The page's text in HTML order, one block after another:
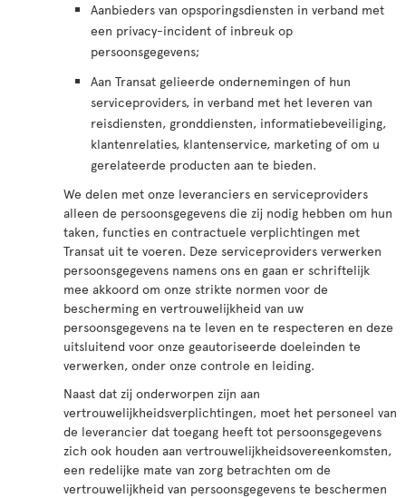
Aanbieders van opsporingsdiensten in verband met
een privacy-incident of inbreuk op
persoonsgegevens;
Aan Transat gelieerde ondernemingen of hun
serviceproviders, in verband met het leveren van
reisdiensten, gronddiensten, informatiebeveiliging,
klantenrelaties, klantenservice, marketing of om u
gerelateerde producten aan te bieden.
We delen met onze leveranciers en serviceproviders
alleen de persoonsgegevens die zij nodig hebben om hun
taken, functies en contractuele verplichtingen met
Transat uit te voeren. Deze serviceproviders verwerken
persoonsgegevens namens ons en gaan er schriftelijk
mee akkoord om onze strikte normen voor de
bescherming en vertrouwelijkheid van uw
persoonsgegevens na te leven en te respecteren en deze
uitsluitend voor onze geautoriseerde doeleinden te
verwerken, onder onze controle en leiding.
Naast dat zij onderworpen zijn aan
vertrouwelijkheidsverplichtingen, moet het personeel van
de leverancier dat toegang heeft tot persoonsgegevens
zich ook houden aan vertrouwelijkheidsovereenkomsten,
een redelijke mate van zorg betrachten om de
vertrouwelijkheid van persoonsgegevens te beschermen